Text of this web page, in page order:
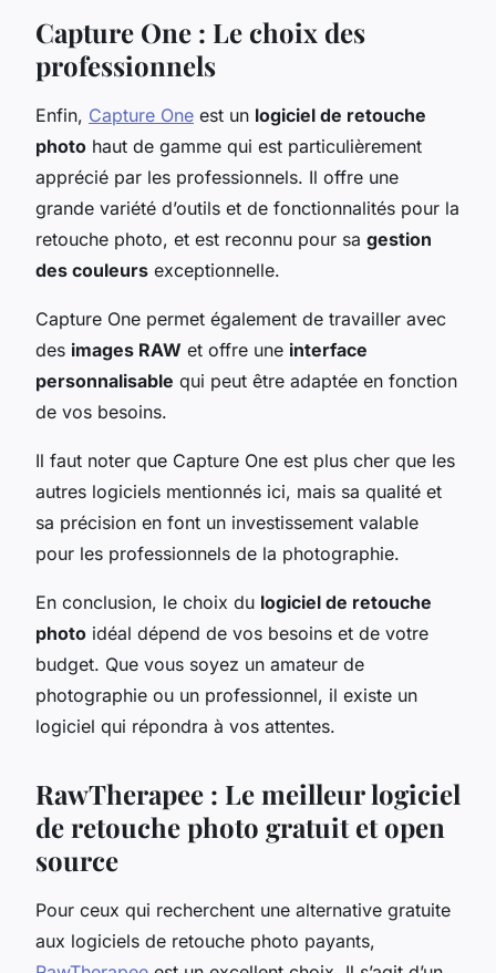
Capture One : Le choix des
professionnels
Enfin, Capture One est un logiciel de retouche
photo haut de gamme qui est particulièrement
apprécié par les professionnels. Il offre une
grande variété d’outils et de fonctionnalités pour la
retouche photo, et est reconnu pour sa gestion
des couleurs exceptionnelle.
Capture One permet également de travailler avec
des images RAW et offre une interface
personnalisable qui peut être adaptée en fonction
de vos besoins.
Il faut noter que Capture One est plus cher que les
autres logiciels mentionnés ici, mais sa qualité et
sa précision en font un investissement valable
pour les professionnels de la photographie.
En conclusion, le choix du logiciel de retouche
photo idéal dépend de vos besoins et de votre
budget. Que vous soyez un amateur de
photographie ou un professionnel, il existe un
logiciel qui répondra à vos attentes.
RawTherapee : Le meilleur logiciel
de retouche photo gratuit et open
source
Pour ceux qui recherchent une alternative gratuite
aux logiciels de retouche photo payants,